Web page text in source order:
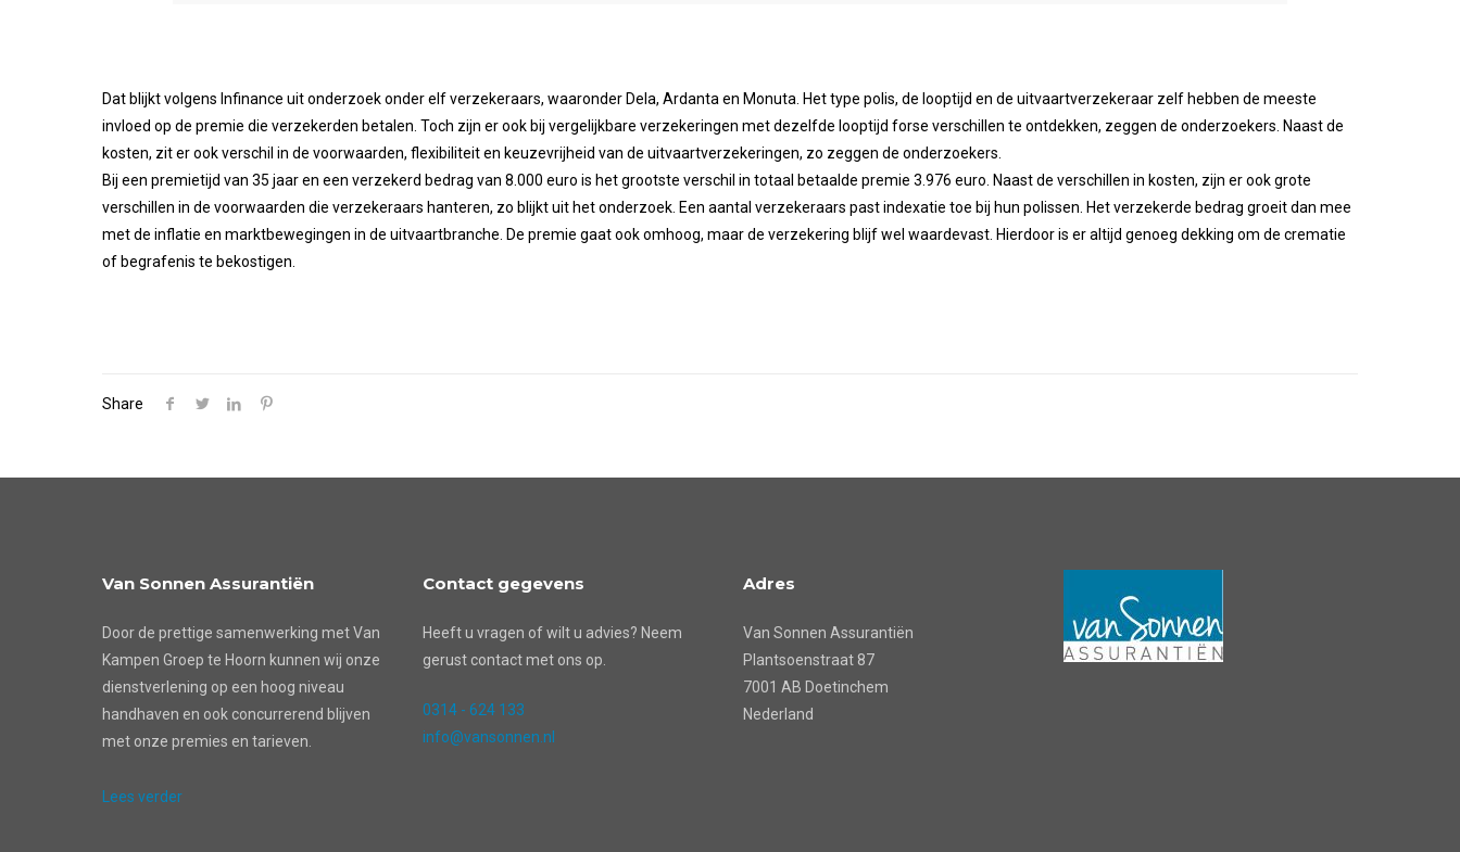
Dat blijkt volgens Infinance uit onderzoek onder elf verzekeraars, waaronder Dela, Ardanta en Monuta. Het type polis, de looptijd en de uitvaartverzekeraar zelf hebben de meeste
invloed op de premie die verzekerden betalen. Toch zijn er ook bij vergelijkbare verzekeringen met dezelfde looptijd forse verschillen te ontdekken, zeggen de onderzoekers. Naast de
kosten, zit er ook verschil in de voorwaarden, flexibiliteit en keuzevrijheid van de uitvaartverzekeringen, zo zeggen de onderzoekers.
Bij een premietijd van 35 jaar en een verzekerd bedrag van 8.000 euro is het grootste verschil in totaal betaalde premie 3.976 euro. Naast de verschillen in kosten, zijn er ook grote
verschillen in de voorwaarden die verzekeraars hanteren, zo blijkt uit het onderzoek. Een aantal verzekeraars past indexatie toe bij hun polissen. Het verzekerde bedrag groeit dan mee
met de inflatie en marktbewegingen in de uitvaartbranche. De premie gaat ook omhoog, maar de verzekering blijf wel waardevast. Hierdoor is er altijd genoeg dekking om de crematie
of begrafenis te bekostigen.
Share
Van Sonnen Assurantiën
Door de prettige samenwerking met Van
Kampen Groep te Hoorn kunnen wij onze
dienstverlening op een hoog niveau
handhaven en ook concurrerend blijven
met onze premies en tarieven.
Lees verder
Contact gegevens
Heeft u vragen of wilt u advies? Neem
gerust contact met ons op.
0314 - 624 133
info@vansonnen.nl
Adres
Van Sonnen Assurantiën
Plantsoenstraat 87
7001 AB Doetinchem
Nederland